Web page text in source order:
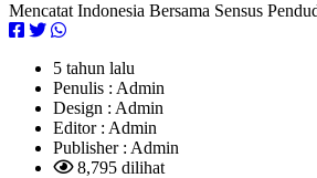
Mencatat Indonesia Bersama Sensus
5 tahun lalu
Penulis : Admin
Design : Admin
Editor : Admin
Publisher : Admin
8,795 dilihat